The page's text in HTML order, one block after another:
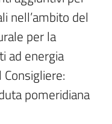
nell’ambito del
per la
ad energia
pomeridiana